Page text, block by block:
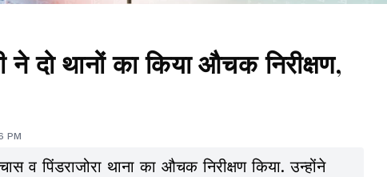
दो थानों का किया औचक निरीक्षण,
PM
व पिंडराजोरा थाना का औचक निरीक्षण किया. उन्होंने